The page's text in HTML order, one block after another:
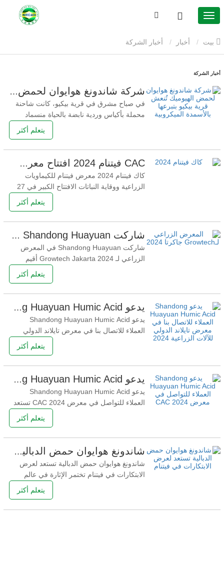
أخبار
أخبار الشركة
شركة شاندونغ هوايوان لحمض الهيوميك تُنعش قرية بيكيو بتبرعها بالأسمدة الميكروبية
في صباح مشرق في قرية بيكيو، كانت شاحنة
محملة بأكياس وردية نابضة بالحياة منسماد
ميكروبي بحمض الهيوميكدخلتُ ببطء إلى مركز
خدمة القرية. كان في انتظاري قرويون محليون،
هوايوان لتكنولوجيا حمض الهيوميك البيئية
الزراعية المحدودة- اجتمع الجميع من أجل هدف
مشترك واحد: جلب
يتعلم أكثر
CAC فيتنام 2024 افتتاح معرض الكيماويات الزراعية ووقاية النباتات في فيتنام
كاك فيتنام 2024 معرض فيتنام للكيماويات
الزراعية ووقاية النباتات الافتتاح الكبير في 27
نوفمبر، تم افتتاح "معرض فيتنام للكيماويات
الزراعية ووقاية النباتات 2024 (CAC فيتنام)"
للمجلس الصيني لترويج التجارة الدولية بشكل
رائع في مركز سايجون للمعارض والمؤتمرات
يتعلم أكثر
شاركت Shandong Huayuan في المعرض الزراعي لـ Growtech Jakarta 2024
شاركت Shandong Huayuan في المعرض
الزراعي لـ Growtech Jakarta 2024 أقيم
المعرض تحت عنوان "المعرض الشامل
للتكنولوجيا الزراعية وحلول معالجة التعبئة
في JIExpo Kemayor في جاكرتا، ويستمر لمدة
3 أيام. يعد معرض Growtech Jakarta هو
الخيار الصحيح للمجتمع لرؤية وفهم
يتعلم أكثر
يدعو Shandong Huayuan Humic Acid العملاء للاتصال بنا في معرض تايلاند الدولي للآلات الزراعية 2024
يدعو Shandong Huayuan Humic Acid
العملاء للاتصال بنا في معرض تايلاند الدولي
للآلات الزراعية 2024 شاندونغ هوايوانحمض
الدباليةشاركت في معرض الآلات الزراعية
إلى 13 سبتمبر 2024 بنجاح كبير ودعت العملاء
بحرارة للزيارة. وقد أتاح هذا الحدث رفيع
المستوى، والمعروف
يتعلم أكثر
يدعو Shandong Huayuan Humic Acid العملاء للتواصل في معرض CAC 2024
يدعو Shandong Huayuan Humic Acid
العملاء للتواصل في معرض CAC 2024 تستعد
Shandong Huayuan Humic Acid لعرض مثير
في معرض CAC القادم، في الفترة من 13 إلى
للعملاء للحضور ومقابلة الفريق. يوفر هذا
الحدث المرتقب، والمعروف بجمعه بين قادة
الصناعة والمبتكرين، فرصة فريدة
يتعلم أكثر
شاندونغ هوايوان حمض الدبالية تستعد لعرض الابتكارات في فيتنام
شاندونغ هوايوان حمض الدبالية تستعد لعرض
الابتكارات في فيتنام تختمر الإثارة في عالم
الأعمال حيث تعلن شركة Shandong
Huayuan Humic Acid، الشركة الرائدة في
يتعلم أكثر